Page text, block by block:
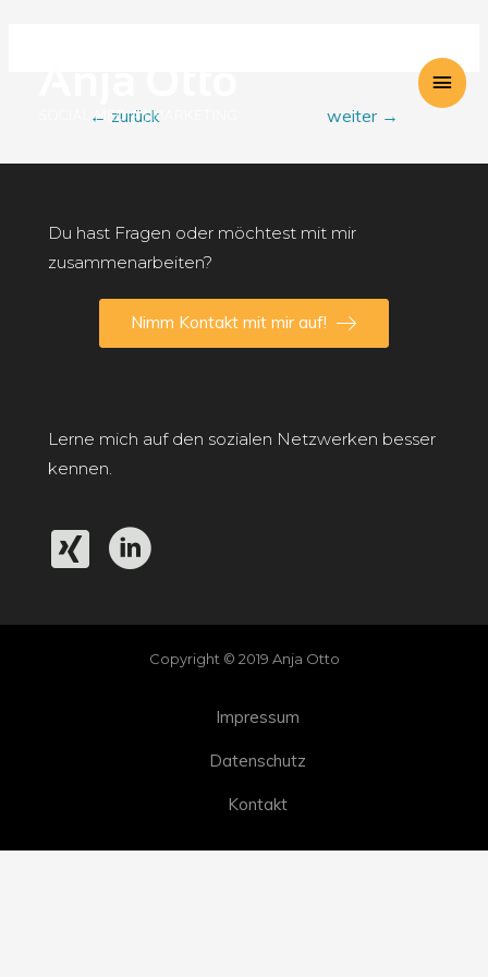
Beitragsnavigation
← zurück weiter →
Du hast Fragen oder möchtest mit mir
zusammenarbeiten?
Nimm Kontakt mit mir auf!
Lerne mich auf den sozialen Netzwerken besser
kennen.
Copyright © 2019 Anja Otto
Impressum
Datenschutz
Kontakt